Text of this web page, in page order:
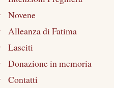
Novene
Alleanza di Fatima
Lasciti
Donazione in memoria
Contatti